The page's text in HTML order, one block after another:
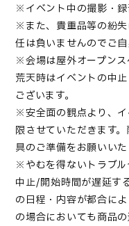
※イベント中の撮影・録
※また、貴重品等の紛
任は負いませんのでご自
※会場は屋外オープンス
荒天時はイベントの中
ございます。
※安全面の観点より、
限させていただきます
具のご準備をお願いいた
※やむを得ないトラブ
中止/開始時間が遅延す
の日程・内容が都合に
の場合においても商品